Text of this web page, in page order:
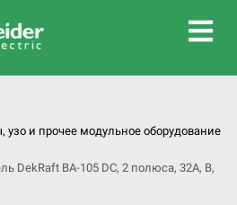
и прочее модульное оборудование
DekRaft ВА-105 DC, 2 полюса, 32А, В,